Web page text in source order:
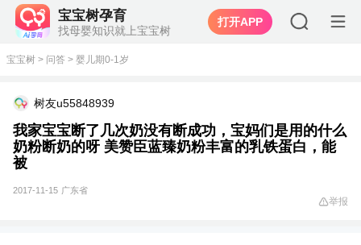
宝宝树孕育
找母婴知识就上宝宝树
打开APP
宝宝树 > 问答 > 婴儿期0-1岁
树友u55848939
我家宝宝断了几次奶没有断成功，宝妈们是用的什么
奶粉断奶的呀 美赞臣蓝臻奶粉丰富的乳铁蛋白，能
被
2017-11-15 广东省
举报